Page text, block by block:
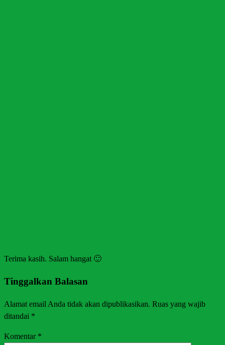
Terima kasih. Salam hangat 🙂
Tinggalkan Balasan
Alamat email Anda tidak akan dipublikasikan. Ruas yang wajib
ditandai *
Komentar *